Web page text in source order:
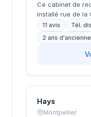
Ce cabinet de
installé rue de la
dynamique de la
développe ses
recrutement en
personnalisée
le cabinet
satisfaction
11 avis
Tél.
2 ans
Hays
Montpellier